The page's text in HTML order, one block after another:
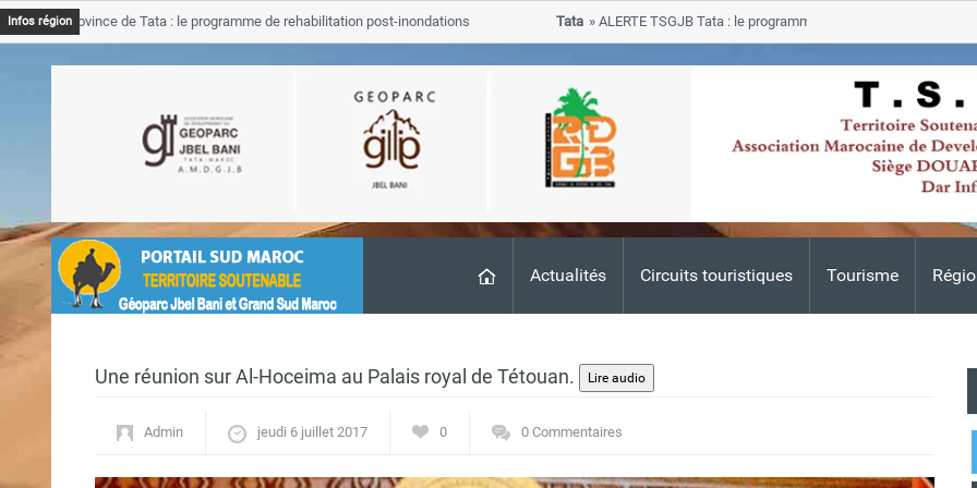
Actualités Circuits touristiques Tourisme
Infos région
Province de Tata : le programme de rehabilitation post-inondations
ALERTE TSGJB Tata : le programme de rehabilitation post-
progresse dans les zones sinistrees
Une réunion sur Al-Hoceima au Palais royal de Tétouan.
Admin jeudi 6 juillet 2017 0 0 Commentaires